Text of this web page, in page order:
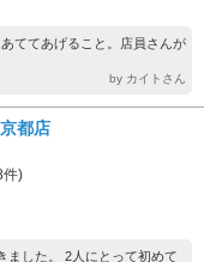
ててあげること。店員さんが
by カイトさん
都店
件)
ました。 2人にとって初めて